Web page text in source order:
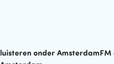
onder